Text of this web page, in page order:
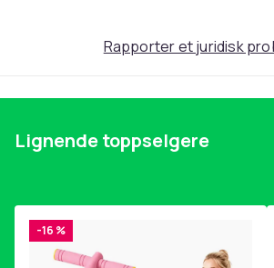
Rapporter et juridisk
Lignende toppselgere
-16 %